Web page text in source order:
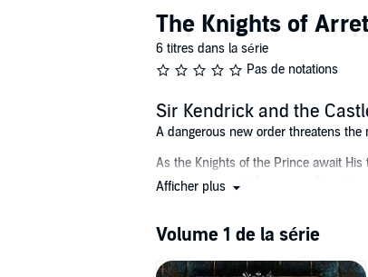
The Knights of
6 titres dans la série
Pas de notations
Sir Kendrick and the
A dangerous new order threatens
As the Knights of the Prince await
when a new and dangerous threat is
disappears while trying to discover
Afficher plus
Volume 1 de la série